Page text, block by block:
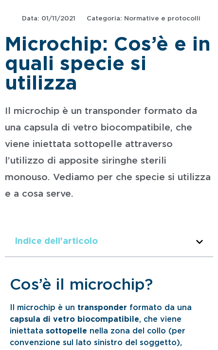
Data: 01/11/2021 Categoria: Normative e protocolli
Microchip: Cos’è e in
quali specie si
utilizza
Il microchip è un transponder formato da
una capsula di vetro biocompatibile, che
viene iniettata sottopelle attraverso
l’utilizzo di apposite siringhe sterili
monouso. Vediamo per che specie si utilizza
e a cosa serve.
Indice dell'articolo
Cos’è il microchip?
Il microchip è un transponder formato da una
capsula di vetro biocompatibile, che viene
iniettata sottopelle nella zona del collo (per
convenzione sul lato sinistro del soggetto),